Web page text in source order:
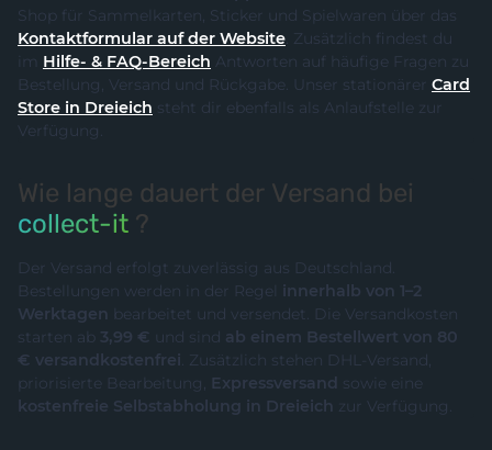
Shop für Sammelkarten, Sticker und Spielwaren über das
Kontaktformular auf der Website. Zusätzlich findest du
im Hilfe- & FAQ-Bereich Antworten auf häufige Fragen zu
Bestellung, Versand und Rückgabe. Unser stationärer Card
Store in Dreieich steht dir ebenfalls als Anlaufstelle zur
Verfügung.
Wie lange dauert der Versand bei
collect-it ?
Der Versand erfolgt zuverlässig aus Deutschland.
Bestellungen werden in der Regel innerhalb von 1–2
Werktagen bearbeitet und versendet. Die Versandkosten
starten ab 3,99 € und sind ab einem Bestellwert von 80
€ versandkostenfrei. Zusätzlich stehen DHL-Versand,
priorisierte Bearbeitung, Expressversand sowie eine
kostenfreie Selbstabholung in Dreieich zur Verfügung.